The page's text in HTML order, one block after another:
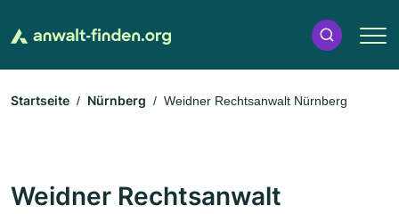
Startseite Nürnberg Weidner Rechtsanwalt Nürnberg
Weidner Rechtsanwalt